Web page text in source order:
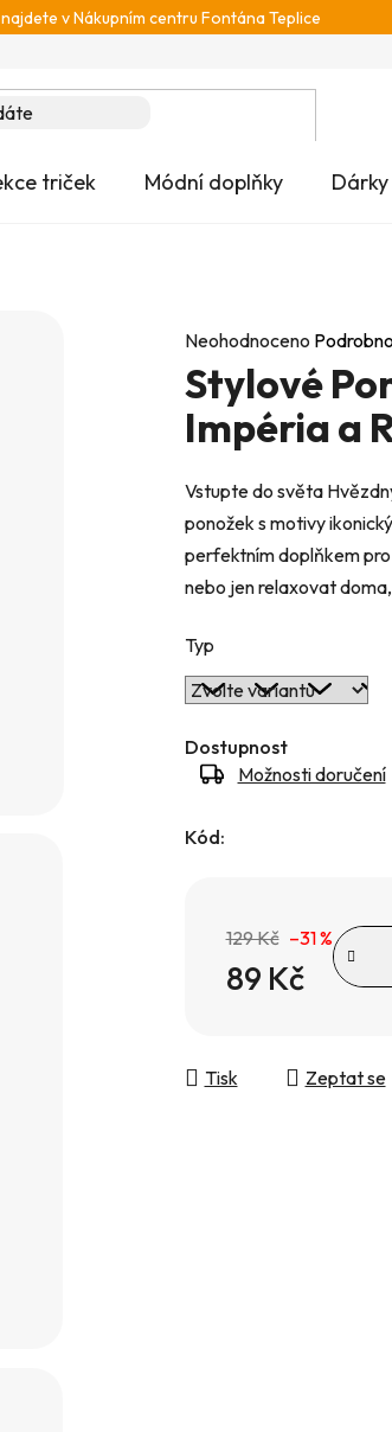
v Nákupním centru Fontána Teplice
triček Módní doplňky Dárky
Průměrné
hodnocení
produktu
z
5
hvězdiček.
Neohodnoceno
Stylové
Impéria a
Vstupte do světa
ponožek s motivy
perfektním doplňkem
nebo jen relaxovat
Typ
Dostupnost
Možnosti doručení
Kód:
129 Kč –31 %
89 Kč
Tisk Zeptat se